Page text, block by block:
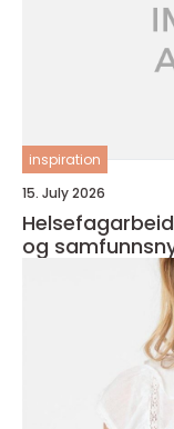
inspiration
15. July 2026
Helsefagarbeider
og